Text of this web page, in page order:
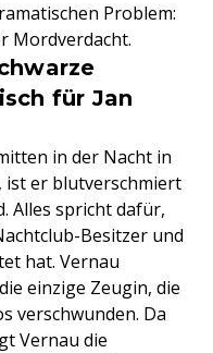
Problem:
Mordverdacht.
für Jan
in der Nacht in
ist er blutverschmiert
Alles spricht dafür,
Besitzer und
hat. Vernau
einzige Zeugin, die
verschwunden. Da
Vernau die